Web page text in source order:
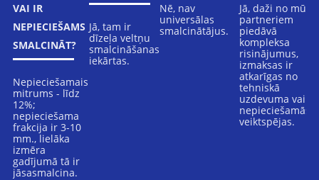
VAI IR
NEPIECIEŠAMS
SMALCINĀT?
Nepieciešamais
mitrums - līdz
12%;
nepieciešama
frakcija ir 3-10
mm., lielāka
izmēra
gadījumā tā ir
jāsasmalcina.
Jā, tam ir
dīzeļa veltņu
smalcināšanas
iekārtas.
Nē, nav
universālas
smalcinātājus.
Jā, daži no mūsu
partneriem
piedāvā
kompleksa
risinājumus,
izmaksas ir
atkarīgas no
tehniskā
uzdevuma vai
nepieciešamās
veiktspējas.